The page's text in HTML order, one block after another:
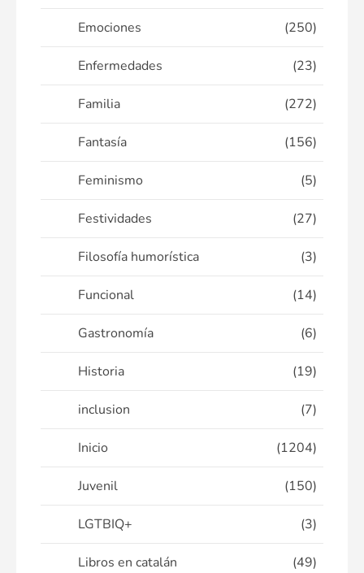
Emociones (250)
Enfermedades (23)
Familia (272)
Fantasía (156)
Feminismo (5)
Festividades (27)
Filosofía humorística (3)
Funcional (14)
Gastronomía (6)
Historia (19)
inclusion (7)
Inicio (1204)
Juvenil (150)
LGTBIQ+ (3)
Libros en catalán (49)